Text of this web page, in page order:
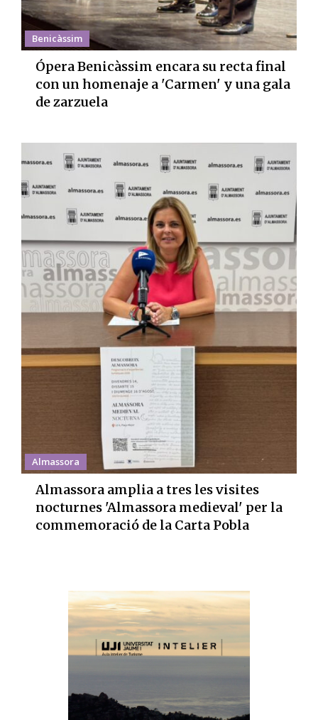
Benicàssim
Ópera Benicàssim encara su recta final
con un homenaje a 'Carmen' y una gala
de zarzuela
Almassora
Almassora amplia a tres les visites
nocturnes 'Almassora medieval' per la
commemoració de la Carta Pobla